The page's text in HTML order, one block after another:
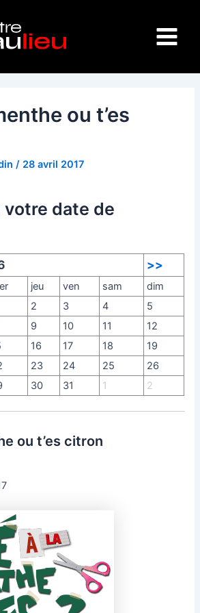
Menu
ou t’es
/ 28 avril 2017
date de
>>
jeu ven sam
dim
2 3 4
5
9 10 11
12
16 17 18
19
23 24 25
26
30 31 1 2
ou t’es citron